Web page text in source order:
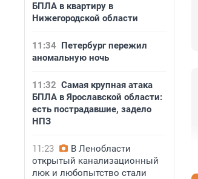
БПЛА в квартиру в
Нижегородской области
11:34 Петербург пережил
аномальную ночь
11:32 Самая крупная атака
БПЛА в Ярославской области:
есть пострадавшие, задело
НПЗ
11:23
В Ленобласти
открытый канализационный
люк и любопытство стали